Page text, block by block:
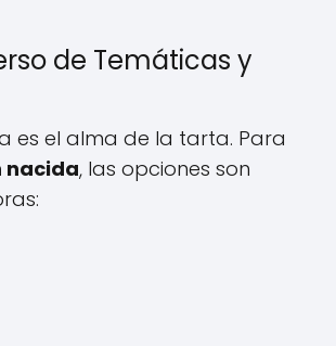
de Temáticas y
es el alma de la tarta. Para
nacida, las opciones son